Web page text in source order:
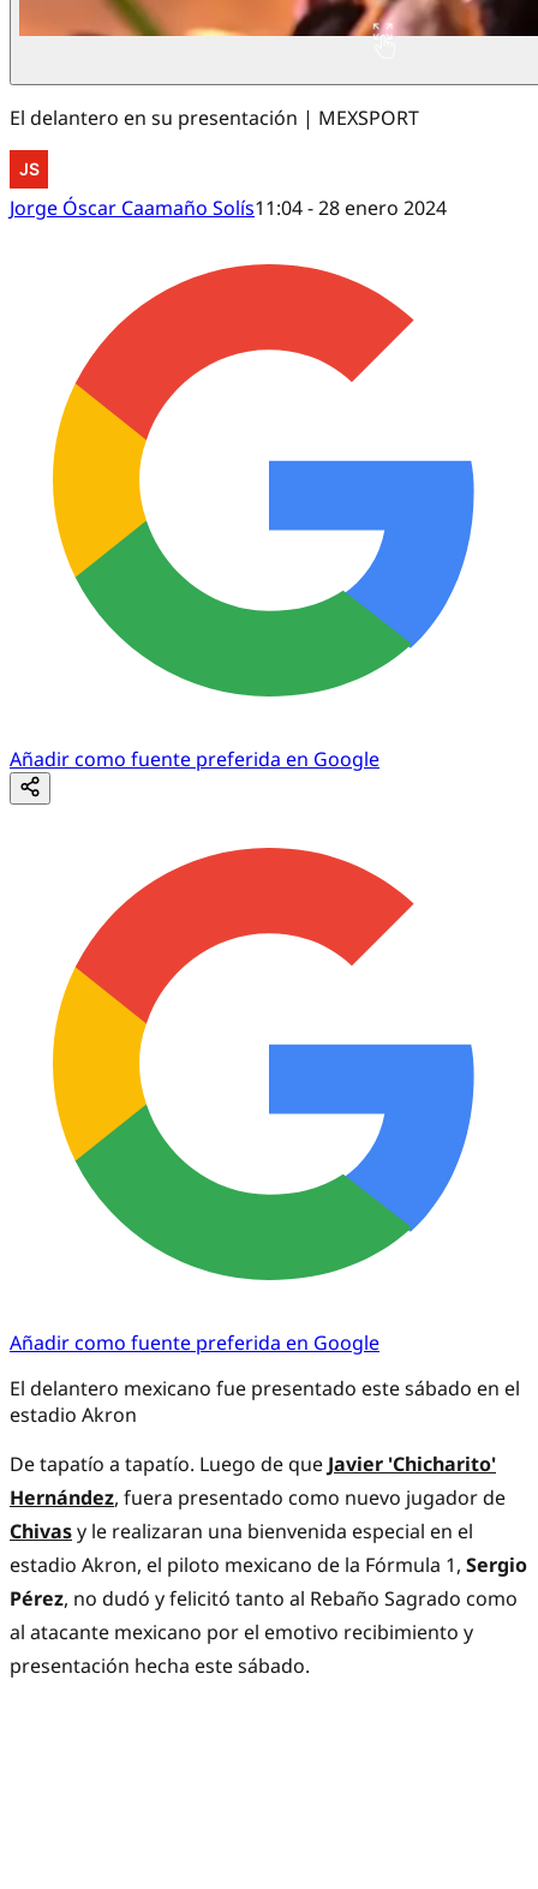
El delantero en su presentación | MEXSPORT
Jorge Óscar Caamaño Solís11:04 - 28 enero 2024
Añadir como fuente preferida en Google
Añadir como fuente preferida en Google
El delantero mexicano fue presentado este sábado en el
estadio Akron
De tapatío a tapatío. Luego de que Javier 'Chicharito'
Hernández, fuera presentado como nuevo jugador de
Chivasy le realizaran una bienvenida especial en el
estadio Akron, el piloto mexicano de la Fórmula 1, Sergio
Pérez, no dudó y felicitó tanto al Rebaño Sagrado como
al atacante mexicano por el emotivo recibimiento y
presentación hecha este sábado.